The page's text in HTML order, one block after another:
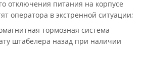
отключения питания на корпусе
оператора в экстренной ситуации;
тормозная система
штабелера назад при наличии